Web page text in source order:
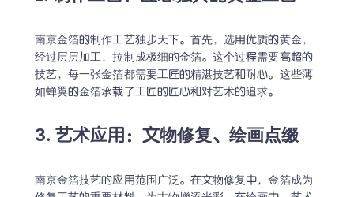
南京金箔的制作工艺独步天下。首先，选用优质的黄金，
经过层层加工，拉制成极细的金箔。这个过程需要高超的
技艺，每一张金箔都需要工匠的精湛技艺和耐心。这些薄
如蝉翼的金箔承载了工匠的匠心和对艺术的追求。
3. 艺术应用：文物修复、绘画点缀
南京金箔技艺的应用范围广泛。在文物修复中，金箔成为